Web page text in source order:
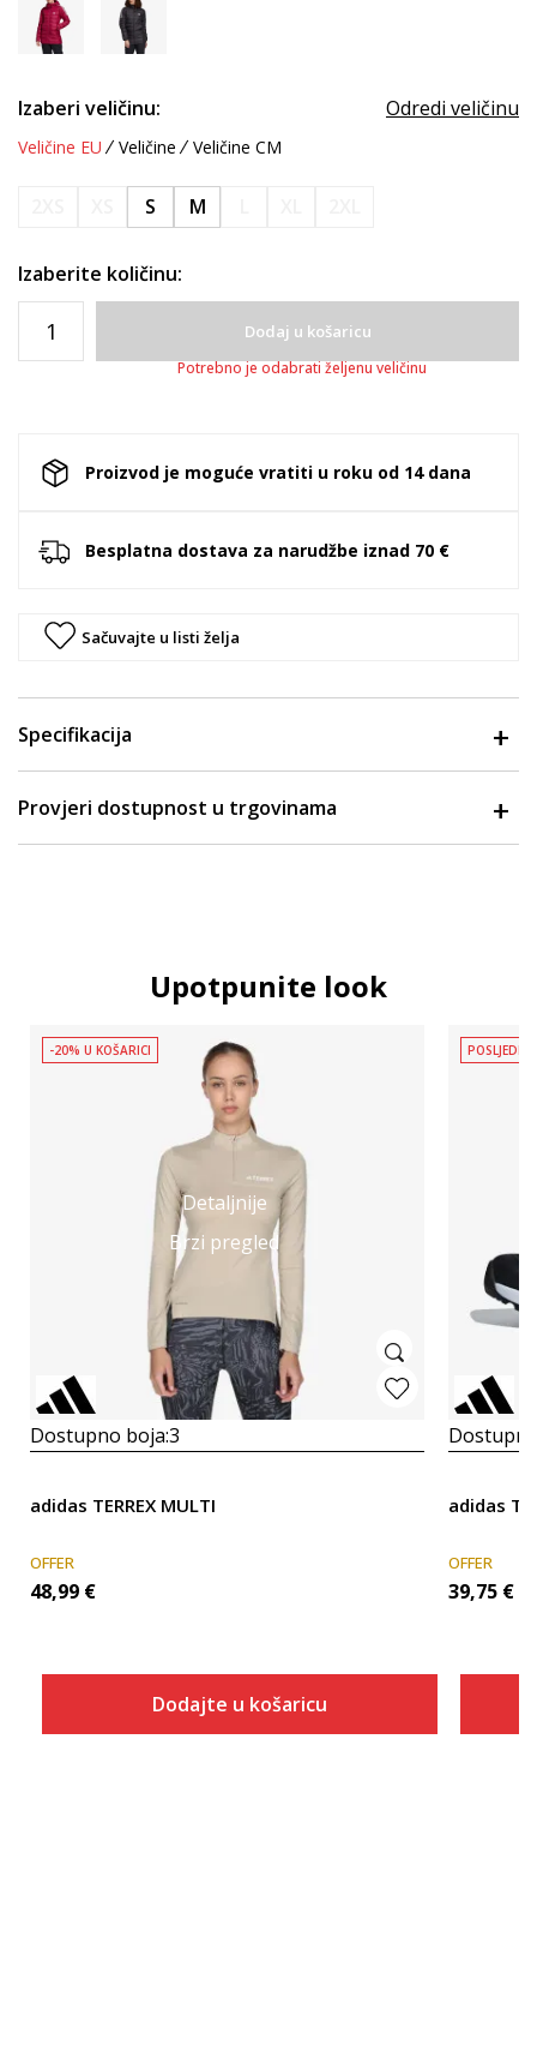
Izaberi veličinu: Odredi veličinu
Veličine EU Veličine Veličine CM
S M
Izaberite količinu:
Dodaj u košaricu
Potrebno je odabrati željenu veličinu
Proizvod je moguće vratiti u roku od 14 dana
Besplatna dostava za narudžbe iznad 70 €
Sačuvajte u listi želja
Specifikacija
Provjeri dostupnost u trgovinama
Upotpunite look
Detaljnije
Brzi pregled
-20% U KOŠARICI
Dostupno boja:3
adidas TERREX MULTI
OFFER
48,99 €
Dodajte u košaricu
adidas
OFFER
39,75 €